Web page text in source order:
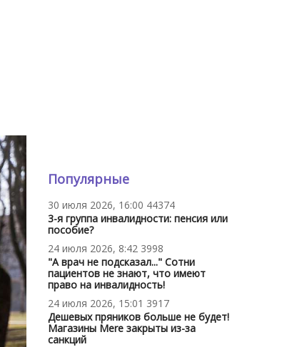
Популярные
30 июля 2026, 16:00 44374
3-я группа инвалидности: пенсия или
пособие?
24 июля 2026, 8:42 3998
"А врач не подсказал..." Сотни
пациентов не знают, что имеют
право на инвалидность!
24 июля 2026, 15:01 3917
Дешевых пряников больше не будет!
Магазины Mere закрыты из-за
санкций